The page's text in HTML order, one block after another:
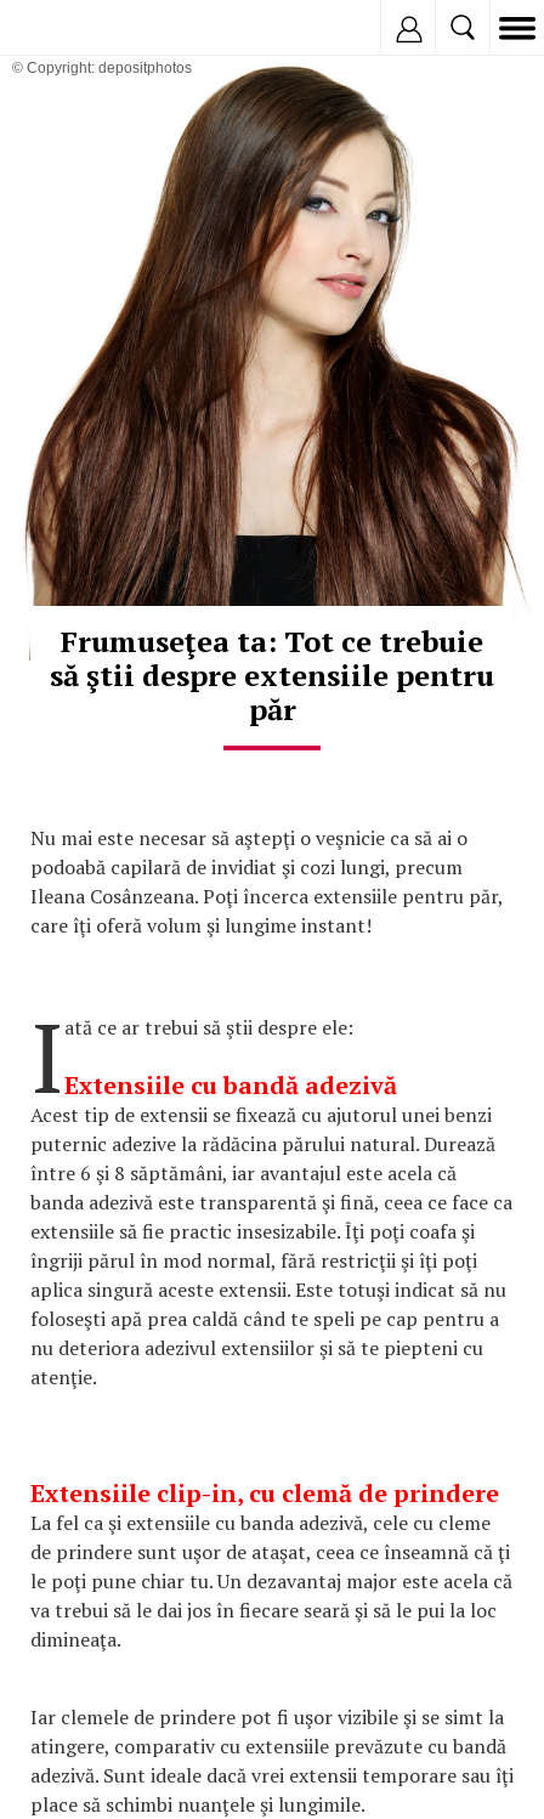
© Copyright: depositphotos
Frumuseţea ta: Tot ce trebuie
să ştii despre extensiile pentru
păr
Nu mai este necesar să aştepţi o veşnicie ca să ai o
podoabă capilară de invidiat şi cozi lungi, precum
Ileana Cosânzeana. Poţi încerca extensiile pentru păr,
care îţi oferă volum şi lungime instant!
I ată ce ar trebui să ştii despre ele:
Extensiile cu bandă adezivă
Acest tip de extensii se fixează cu ajutorul unei benzi
puternic adezive la rădăcina părului natural. Durează
între 6 şi 8 săptămâni, iar avantajul este acela că
banda adezivă este transparentă şi fină, ceea ce face ca
extensiile să fie practic insesizabile. Îţi poţi coafa şi
îngriji părul în mod normal, fără restricţii şi îţi poţi
aplica singură aceste extensii. Este totuşi indicat să nu
foloseşti apă prea caldă când te speli pe cap pentru a
nu deteriora adezivul extensiilor şi să te piepteni cu
atenţie.
Extensiile clip-in, cu clemă de prindere
La fel ca şi extensiile cu banda adezivă, cele cu cleme
de prindere sunt uşor de ataşat, ceea ce înseamnă că ţi
le poţi pune chiar tu. Un dezavantaj major este acela că
va trebui să le dai jos în fiecare seară şi să le pui la loc
dimineaţa.
Iar clemele de prindere pot fi uşor vizibile şi se simt la
atingere, comparativ cu extensiile prevăzute cu bandă
adezivă. Sunt ideale dacă vrei extensii temporare sau îţi
place să schimbi nuanţele şi lungimile.